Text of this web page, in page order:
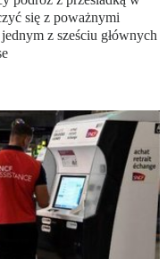
się z poważnymi
z sześciu głównych